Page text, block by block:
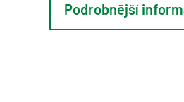
Podrobnější